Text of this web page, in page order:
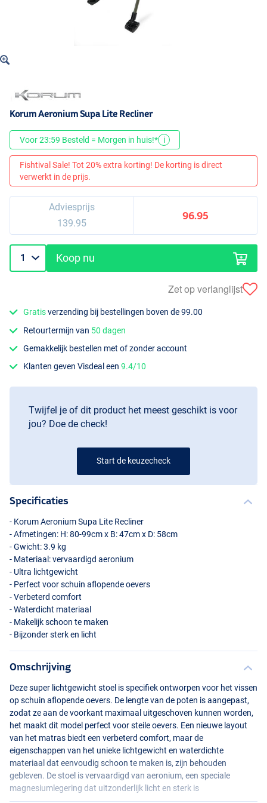
Korum Aeronium Supa Lite Recliner
Voor 23:59 Besteld = Morgen in huis!* i
Fishtival Sale! Tot 20% extra korting! De korting is direct
verwerkt in de prijs.
Adviesprijs
139.95
96.95
Koop nu
Zet op verlanglijst
Gratisverzending bij bestellingen boven de 99.00
Retourtermijn van 50 dagen
Gemakkelijk bestellen met of zonder account
Klanten geven Visdeal een9.4/10
Twijfel je of dit product het meest geschikt is voor
jou? Doe de check!
Start de keuzecheck
Specificaties
- Korum Aeronium Supa Lite Recliner
- Afmetingen: H: 80-99cm x B: 47cm x D: 58cm
- Gwicht: 3.9 kg
- Materiaal: vervaardigd aeronium
- Ultra lichtgewicht
- Perfect voor schuin aflopende oevers
- Verbeterd comfort
- Waterdicht materiaal
- Makelijk schoon te maken
- Bijzonder sterk en licht
Omschrijving
Deze super lichtgewicht stoel is specifiek ontworpen voor het vissen
op schuin aflopende oevers. De lengte van de poten is aangepast,
zodat ze aan de voorkant maximaal uitgeschoven kunnen worden,
het maakt dit model perfect voor steile oevers. Een nieuwe layout
van het matras biedt een verbeterd comfort, maar de
eigenschappen van het unieke lichtgewicht en waterdichte
materiaal dat eenvoudig schoon te maken is, zijn behouden
gebleven. De stoel is vervaardigd van aeronium, een speciale
magnesiumlegering dat uitzonderlijk licht en sterk is